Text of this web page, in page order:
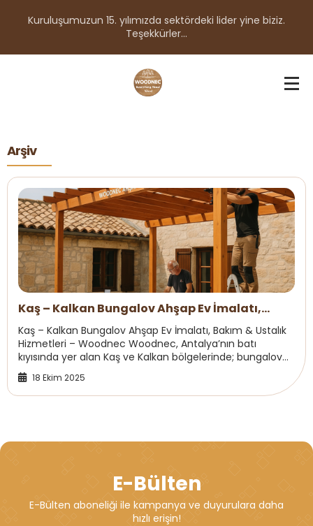
Kuruluşumuzun 15. yılımızda sektördeki lider yine biziz.
Teşekkürler...
Arşiv
Kaş – Kalkan Bungalov Ahşap Ev İmalatı,
Bakımı
Kaş – Kalkan Bungalov Ahşap Ev İmalatı, Bakım & Ustalık
Hizmetleri – Woodnec Woodnec, Antalya’nın batı
kıyısında yer alan Kaş ve Kalkan bölgelerinde; bungalov
ahşap ev imalatı, bakım ve profesyone...
18 Ekim 2025
E-Bülten
E-Bülten aboneliği ile kampanya ve duyurulara daha
hızlı erişin!